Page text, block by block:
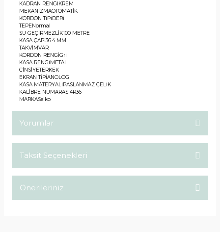
KADRAN RENGİKREM
MEKANİZMAOTOMATİK
KORDON TİPİDERİ
TEPENormal
SU GEÇİRMEZLİK100 METRE
KASA ÇAPI36.4 MM
TAKVİMVAR
KORDON RENGİGri
KASA RENGİMETAL
CİNSİYETERKEK
EKRAN TİPİANOLOG
KASA MATERYALİPASLANMAZ ÇELİK
KALİBRE NUMARASI4R36
MARKASeiko
Yorumlar
Taksit Seçenekleri
Önerileriniz